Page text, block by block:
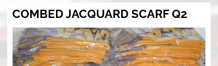
COMBED JACQUARD SCARF Q2